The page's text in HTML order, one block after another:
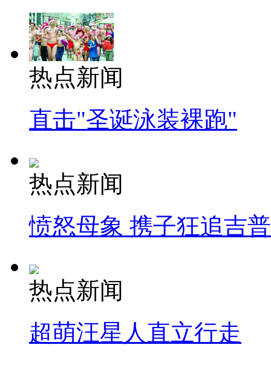
热点新闻
直击"圣诞泳装裸跑"
热点新闻
愤怒母象 携子狂追吉
热点新闻
超萌汪星人直立行走